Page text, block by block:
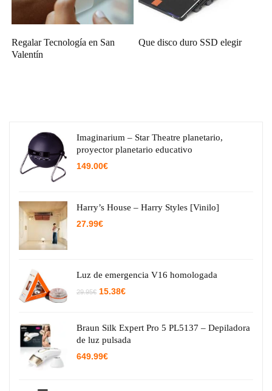
Regalar Tecnología en San
Valentín
Que disco duro SSD elegir
Imaginarium – Star Theatre planetario,
proyector planetario educativo
149.00€
Harry’s House – Harry Styles [Vinilo]
27.99€
Luz de emergencia V16 homologada
29.95€ El
29.95€.
15.38€El
15.38€.
Braun Silk Expert Pro 5 PL5137 – Depiladora
de luz pulsada
649.99€